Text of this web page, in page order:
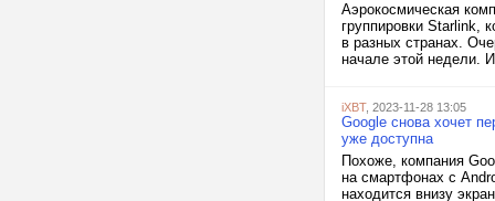
Аэрокосмическая
группировки Starlink,
в разных странах.
начале этой недели.
iXBT, 2023-11-28 13:05
Google снова хочет
уже доступна
Похоже, компания
на смартфонах с
находится внизу